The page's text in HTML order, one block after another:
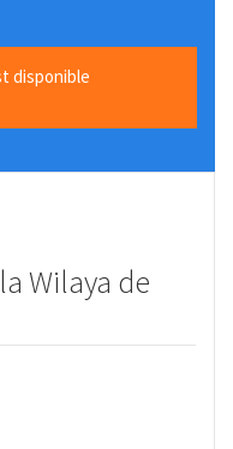
disponible
Wilaya de